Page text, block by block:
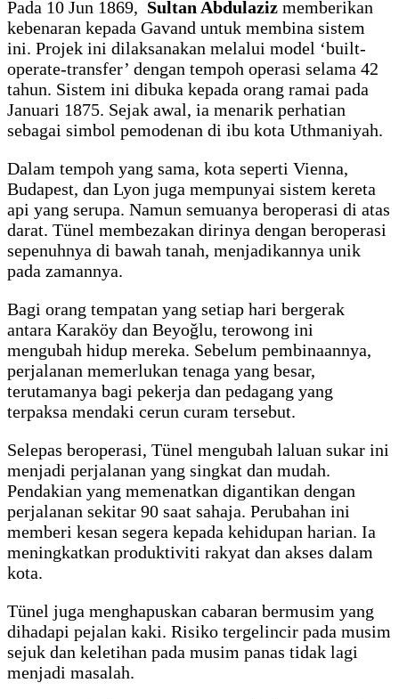
Pada 10 Jun 1869, Sultan Abdulaziz memberikan
kebenaran kepada Gavand untuk membina sistem
ini. Projek ini dilaksanakan melalui model ‘built-
operate-transfer’ dengan tempoh operasi selama 42
tahun. Sistem ini dibuka kepada orang ramai pada
Januari 1875. Sejak awal, ia menarik perhatian
sebagai simbol pemodenan di ibu kota Uthmaniyah.
Dalam tempoh yang sama, kota seperti Vienna,
Budapest, dan Lyon juga mempunyai sistem kereta
api yang serupa. Namun semuanya beroperasi di atas
darat. Tünel membezakan dirinya dengan beroperasi
sepenuhnya di bawah tanah, menjadikannya unik
pada zamannya.
Bagi orang tempatan yang setiap hari bergerak
antara Karaköy dan Beyoğlu, terowong ini
mengubah hidup mereka. Sebelum pembinaannya,
perjalanan memerlukan tenaga yang besar,
terutamanya bagi pekerja dan pedagang yang
terpaksa mendaki cerun curam tersebut.
Selepas beroperasi, Tünel mengubah laluan sukar ini
menjadi perjalanan yang singkat dan mudah.
Pendakian yang memenatkan digantikan dengan
perjalanan sekitar 90 saat sahaja. Perubahan ini
memberi kesan segera kepada kehidupan harian. Ia
meningkatkan produktiviti rakyat dan akses dalam
kota.
Tünel juga menghapuskan cabaran bermusim yang
dihadapi pejalan kaki. Risiko tergelincir pada musim
sejuk dan keletihan pada musim panas tidak lagi
menjadi masalah.